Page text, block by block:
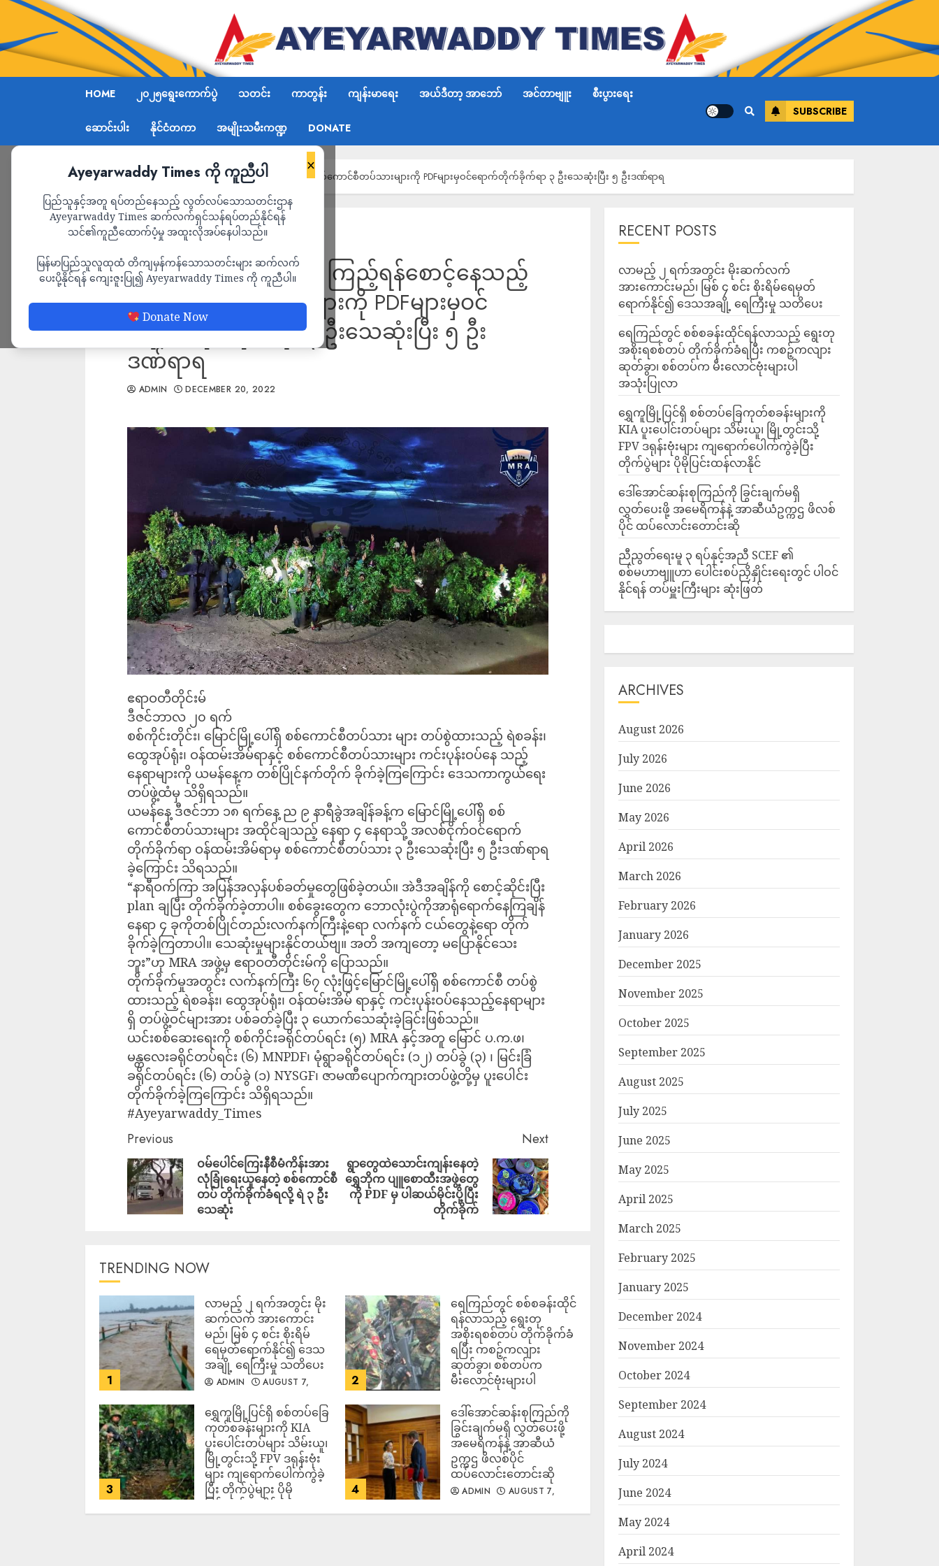
HOME ၂၀၂၅ရွေးကောက်ပွဲ သတင်း ကာတွန်း ကျန်းမာရေး အယ်ဒီတာ့ အာဘော် အင်တာဗျူး စီးပွားရေး
ဆောင်းပါး နိုင်ငံတကာ အမျိုးသမီးကဏ္ဍ DONATE
SUBSCRIBE
×
Ayeyarwaddy Times ကို ကူညီပါ
ပြည်သူနှင့်အတူ ရပ်တည်နေသည့် လွတ်လပ်သောသတင်းဌာန
Ayeyarwaddy Times ဆက်လက်ရှင်သန်ရပ်တည်နိုင်ရန်
သင်၏ကူညီထောက်ပံ့မှု အထူးလိုအပ်နေပါသည်။
မြန်မာပြည်သူလူထုထံ တိကျမှန်ကန်သောသတင်းများ ဆက်လက်
ပေးပို့နိုင်ရန် ကျေးဇူးပြု၍ Ayeyarwaddy Times ကို ကူညီပါ။
Donate Now
Home ကမ္ဘာ့ဖလားဘောလုံးပွဲ ကြည့်ရန်စောင့်နေသည့် စစ်ကောင်စီတပ်သားများကို PDFများမှဝင်ရောက်တိုက်ခိုက်ရာ ၃ ဦးသေဆုံးပြီး ၅ ဦးဒဏ်ရာရ
သတင်း
ကမ္ဘာ့ဖလားဘောလုံးပွဲ ကြည့်ရန်စောင့်နေသည့်
စစ်ကောင်စီတပ်သားများကို PDFများမှဝင်
ရောက်တိုက်ခိုက်ရာ ၃ ဦးသေဆုံးပြီး ၅ ဦး
ဒဏ်ရာရ
ADMIN DECEMBER 20, 2022
ဧရာဝတီတိုင်းမ်
ဒီဇင်ဘာလ ၂၀ ရက်
စစ်ကိုင်းတိုင်း၊ မြောင်မြို့ပေါ်ရှိ စစ်ကောင်စီတပ်သား များ တပ်စွဲထားသည့် ရဲစခန်း၊
ထွေအုပ်ရုံး၊ ဝန်ထမ်းအိမ်ရာနှင့် စစ်ကောင်စီတပ်သားများ ကင်းပုန်းဝပ်နေ သည့်
နေရာများကို ယမန်နေ့က တစ်ပြိုင်နက်တိုက် ခိုက်ခဲ့ကြကြောင်း ဒေသကာကွယ်ရေး
တပ်ဖွဲ့ထံမှ သိရှိရသည်။
ယမန်နေ့ ဒီဇင်ဘာ ၁၈ ရက်နေ့ ည ၉ နာရီခွဲအချိန်ခန့်က မြောင်မြို့ပေါ်ရှိ စစ်
ကောင်စီတပ်သားများ အထိုင်ချသည့် နေရာ ၄ နေရာသို့ အလစ်ငိုက်ဝင်ရောက်
တိုက်ခိုက်ရာ ဝန်ထမ်းအိမ်ရာမှ စစ်ကောင်စီတပ်သား ၃ ဦးသေဆုံးပြီး ၅ ဦး‌ဒဏ်ရာရ
ခဲ့ကြောင်း သိရသည်။
“နာရီဝက်ကြာ အပြန်အလှန်ပစ်ခတ်မှုတွေဖြစ်ခဲ့တယ်။ အဲဒီအချိန်ကို စောင့်ဆိုင်းပြီး
plan ချပြီး တိုက်ခိုက်ခဲ့တာပါ။ စစ်ခွေးတွေက ဘောလုံးပွဲကိုအာရုံရောက်နေကြချိန်
နေရာ ၄ ခုကိုတစ်ပြိုင်တည်းလက်နက်ကြီးနဲ့ရော လက်နက် ငယ်တွေနဲ့ရော တိုက်
ခိုက်ခဲ့ကြတာပါ။ သေဆုံးမှုများနိုင်တယ်ဗျ။ အတိ အကျတော့ မပြောနိုင်သေး
ဘူး”ဟု MRA အဖွဲ့မှ ဧရာဝတီတိုင်းမ်ကို ပြောသည်။
တိုက်ခိုက်မှုအတွင်း လက်နက်ကြီး ၆၇ လုံးဖြင့်မြောင်မြို့ပေါ်ရှိ စစ်​ကောင်စီ တပ်စွဲ
ထားသည့် ရဲစခန်း၊ ထွေအုပ်ရုံး၊ ဝန်ထမ်းအိမ် ရာနှင့် ကင်းပုန်းဝပ်နေသည့်နေရာများ
ရှိ တပ်ဖွဲ့ဝင်များအား ပစ်ခတ်ခဲ့ပြီး ၃ ယောက်သေဆုံးခဲ့ခြင်းဖြစ်သည်။
ယင်းစစ်ဆေးရေးကို စစ်ကိုင်းခရိုင်တပ်ရင်း (၅) MRA နှင့်အတူ မြောင် ပ.က.ဖ၊
မန္တလေးခရိုင်တပ်ရင်း (၆) MNPDF၊ မုံရွာခရိုင်တပ်ရင်း (၁၂) တပ်ခွဲ (၃) ၊ မြင်းခြံ
ခရိုင်တပ်ရင်း (၆) တပ်ခွဲ (၁) NYSGF၊ ဇာမဏီပျောက်ကျားတပ်ဖွဲ့တို့မှ ပူးပေါင်း
တိုက်ခိုက်ခဲ့ကြကြောင်း သိရှိရသည်။
#Ayeyarwaddy_Times
Previous
ဝမ်ပေါင်ကြေးနီစီမံကိန်းအား
လုံခြုံရေးယူနေတဲ့ စစ်ကောင်စီ
တပ် တိုက်ခိုက်ခံရလို့ ရဲ ၃ ဦး
သေဆုံး
Next
ရွာတွေထဲသောင်းကျန်းနေတဲ့
ရွှေဘိုက ပျူစောထီးအဖွဲ့တွေ
ကို PDF မှ ပါဆယ်မိုင်းပို့ပြီး
တိုက်ခိုက်
TRENDING NOW
1
လာမည့် ၂ ရက်အတွင်း မိုး
ဆက်လက် အားကောင်း
မည်၊ မြစ် ၄ စင်း စိုးရိမ်
ရေမှတ်ရောက်နိုင်၍ ဒေသ
အချို့ ရေကြီးမှု သတိပေး
ADMIN
AUGUST 7,
2
ရေကြည်တွင် စစ်စခန်းထိုင်
ရန်လာသည့် ရွေးတု
အစိုးရစစ်တပ် တိုက်ခိုက်ခံ
ရပြီး ကစဉ့်ကလျား
ဆုတ်ခွာ၊ စစ်တပ်က
မီးလောင်ဗုံးများပါ
အသုံးပြုလာ
ADMIN
AUGUST 7,
2026
3
‎ရွှေကူမြို့ပြင်ရှိ စစ်တပ်ခြေ
ကုတ်စခန်းများကို KIA
ပူးပေါင်းတပ်များ သိမ်းယူ၊
မြို့တွင်းသို့ FPV ဒရုန်းဗုံး
များ ကျရောက်ပေါက်ကွဲခဲ့
ပြီး တိုက်ပွဲများ ပိုမို
ပြင်းထန်လာနိုင်
4
ဒေါ်အောင်ဆန်းစုကြည်ကို
ခြွင်းချက်မရှိ လွှတ်ပေးဖို့
အမေရိကန်နဲ့ အာဆီယံ
ဥက္ကဌ ဖိလစ်ပိုင်
ထပ်လောင်းတောင်းဆို
ADMIN
AUGUST 7,
RECENT POSTS
လာမည့် ၂ ရက်အတွင်း မိုးဆက်လက်
အားကောင်းမည်၊ မြစ် ၄ စင်း စိုးရိမ်ရေမှတ်
ရောက်နိုင်၍ ဒေသအချို့ ရေကြီးမှု သတိပေး
ရေကြည်တွင် စစ်စခန်းထိုင်ရန်လာသည့် ရွေးတု
အစိုးရစစ်တပ် တိုက်ခိုက်ခံရပြီး ကစဉ့်ကလျား
ဆုတ်ခွာ၊ စစ်တပ်က မီးလောင်ဗုံးများပါ
အသုံးပြုလာ
‎ရွှေကူမြို့ပြင်ရှိ စစ်တပ်ခြေကုတ်စခန်းများကို
KIA ပူးပေါင်းတပ်များ သိမ်းယူ၊ မြို့တွင်းသို့
FPV ဒရုန်းဗုံးများ ကျရောက်ပေါက်ကွဲခဲ့ပြီး
တိုက်ပွဲများ ပိုမိုပြင်းထန်လာနိုင်
ဒေါ်အောင်ဆန်းစုကြည်ကို ခြွင်းချက်မရှိ
လွှတ်ပေးဖို့ အမေရိကန်နဲ့ အာဆီယံဥက္ကဌ ဖိလစ်
ပိုင် ထပ်လောင်းတောင်းဆို
ညီညွတ်ရေးမူ ၃ ရပ်နှင့်အညီ SCEF ၏
စစ်မဟာဗျူဟာ ပေါင်းစပ်ညှိနှိုင်းရေးတွင် ပါဝင်
နိုင်ရန် တပ်မှူးကြီးများ ဆုံးဖြတ်
ARCHIVES
August 2026
July 2026
June 2026
May 2026
April 2026
March 2026
February 2026
January 2026
December 2025
November 2025
October 2025
September 2025
August 2025
July 2025
June 2025
May 2025
April 2025
March 2025
February 2025
January 2025
December 2024
November 2024
October 2024
September 2024
August 2024
July 2024
June 2024
May 2024
April 2024